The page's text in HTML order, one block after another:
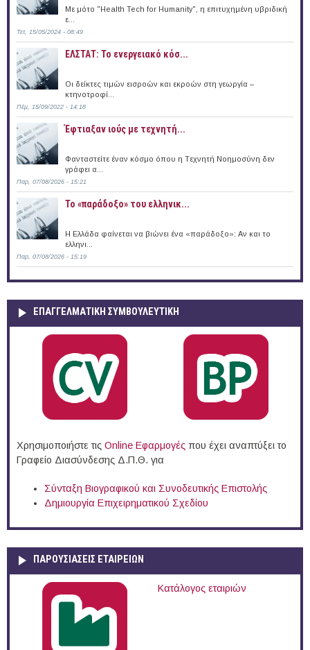
Με μότο "Health Tech for Humanity", η επιτυχημένη υβριδική
ε...
Τετ, 15/05/2024 - 08:49
ΕΛΣΤΑΤ: Το ενεργειακό κόσ...
Οι δείκτες τιμών εισροών και εκροών στη γεωργία –
κτηνοτροφί...
Πέμ, 15/09/2022 - 14:18
Έφτιαξαν ιούς με τεχνητή...
Φανταστείτε έναν κόσμο όπου η Tεχνητή Nοημοσύνη δεν
γράφει α...
Παρ, 07/08/2026 - 15:21
Το «παράδοξο» του ελληνικ...
Η Ελλάδα φαίνεται να βιώνει ένα «παράδοξο»: Αν και το
ελληνι...
Παρ, 07/08/2026 - 15:19
ΕΠΑΓΓΕΛΜΑΤΙΚΉ ΣΥΜΒΟΥΛΕΥΤΙΚΉ
Χρησιμοποιήστε τις Online Eφαρμογές που έχει αναπτύξει το
Γραφείο Διασύνδεσης Δ.Π.Θ. για
Σύνταξη Βιογραφικού και Συνοδευτικής Επιστολής
Δημιουργία Επιχειρηματικού Σχεδίου
ΠΑΡΟΥΣΙΆΣΕΙΣ ΕΤΑΙΡΕΙΏΝ
Κατάλογος εταιριών